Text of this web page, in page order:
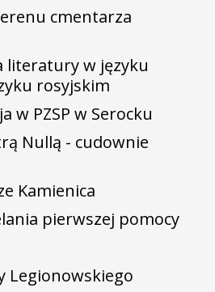
cmentarza
literatury w języku
rosyjskim
w PZSP w Serocku
Nullą - cudownie
Kamienica
pierwszej pomocy
Legionowskiego